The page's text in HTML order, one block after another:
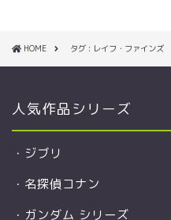
HOME タグ : レイフ・ファインズ
人気作品シリーズ
・ ジブリ
・ 名探偵コナン
・ ガンダム シリーズ